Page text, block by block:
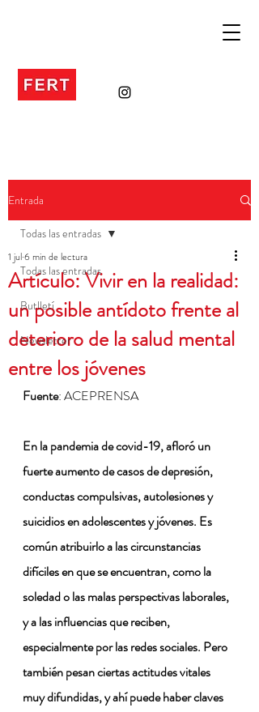
Entrada
Todas las entradas
Butlletí
Newsletter
Todas las entradas
Artículo: Vivir en la realidad:
un posible antídoto frente al
deterioro de la salud mental
entre los jóvenes
1 jul6 min de lectura
Fuente: ACEPRENSA
En la pandemia de covid-19, afloró un
fuerte aumento de casos de depresión,
conductas compulsivas, autolesiones y
suicidios en adolescentes y jóvenes. Es
común atribuirlo a las circunstancias
difíciles en que se encuentran, como la
soledad o las malas perspectivas laborales,
y a las influencias que reciben,
especialmente por las redes sociales. Pero
también pesan ciertas actitudes vitales
muy difundidas, y ahí puede haber claves